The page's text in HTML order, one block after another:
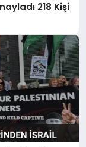
218 Kişi